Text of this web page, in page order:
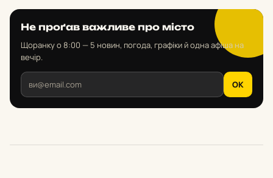
Не проґав важливе про місто
Щоранку о 8:00 — 5 новин, погода, графіки й одна афіша на
вечір.
OK